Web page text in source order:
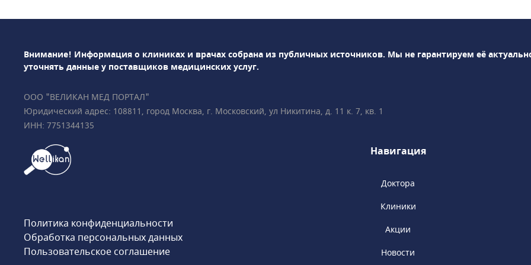
многочисленным направлениям.Среди
Magnetom Skyra 3 Тл, компьютерные
томографы Siemens Definition 64 и
BrightView Philips для проведения ОФЭКТ
консультации у академиков, членов РАН,
профессоров и ведущих специалистов.
Внимание! Информация о клиниках и врачах собрана из публичных источников. Мы не гарантируем её
уточнять данные у поставщиков медицинских услуг.
ООО "ВЕЛИКАН МЕД ПОРТАЛ"
Юридический адрес: 108811, город Москва, г. Московский, ул Никитина, д. 11 к. 7, кв. 1
ИНН: 7751344135
Навигация
Доктора
Клиники
Акции
Новости
Политика конфиденциальности
Обработка персональных данных
Пользовательское соглашение